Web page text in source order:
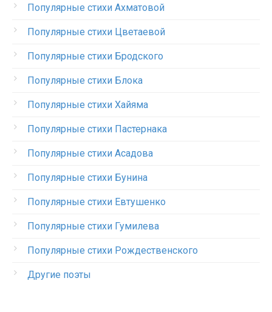
Популярные стихи Ахматовой
Популярные стихи Цветаевой
Популярные стихи Бродского
Популярные стихи Блока
Популярные стихи Хайяма
Популярные стихи Пастернака
Популярные стихи Асадова
Популярные стихи Бунина
Популярные стихи Евтушенко
Популярные стихи Гумилева
Популярные стихи Рождественского
Другие поэты